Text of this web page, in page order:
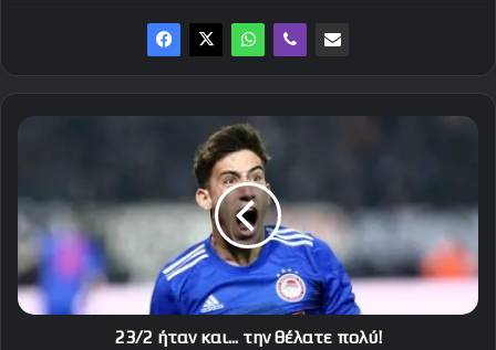
την
θέλατε
πολύ!
23/2 ήταν και... την θέλατε πολύ!